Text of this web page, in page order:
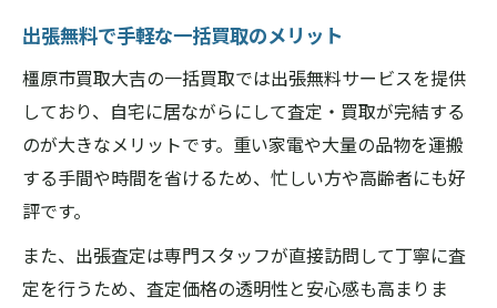
ト
買取
遺品や家財道具整理に最適な一括買取の進め方
奈良県橿原市買取大吉で遺品整理が楽にな
家財道具をまとめて売るメリットと注意点
一括買取で遺品整理の手間が減る方法
出張無料で手軽な一括買取のメリット
橿原市買取大吉の一括買取では出張無料サービスを提供
しており、自宅に居ながらにして査定・買取が完結する
のが大きなメリットです。重い家電や大量の品物を運搬
する手間や時間を省けるため、忙しい方や高齢者にも好
評です。
また、出張査定は専門スタッフが直接訪問して丁寧に査
定を行うため、査定価格の透明性と安心感も高まりま